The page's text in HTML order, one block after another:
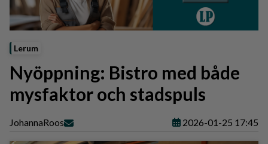
Lerum
Nyöppning: Bistro med både
mysfaktor och stadspuls
JohannaRoos 2026-01-25 17:45